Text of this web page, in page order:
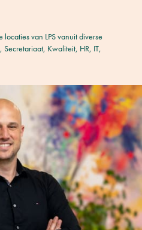
locaties van LPS vanuit diverse
Kwaliteit, HR, IT,